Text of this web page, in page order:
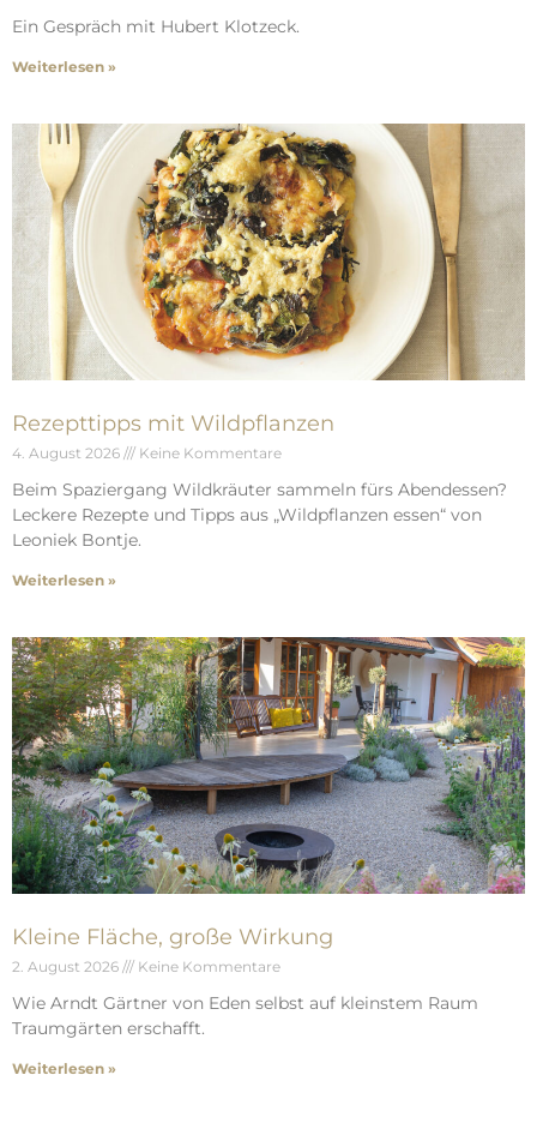
Ein Gespräch mit Hubert Klotzeck.
Weiterlesen »
Rezepttipps mit Wildpflanzen
4. August 2026 Keine Kommentare
Beim Spaziergang Wildkräuter sammeln fürs Abendessen?
Leckere Rezepte und Tipps aus „Wildpflanzen essen“ von
Leoniek Bontje.
Weiterlesen »
Kleine Fläche, große Wirkung
2. August 2026 Keine Kommentare
Wie Arndt Gärtner von Eden selbst auf kleinstem Raum
Traumgärten erschafft.
Weiterlesen »